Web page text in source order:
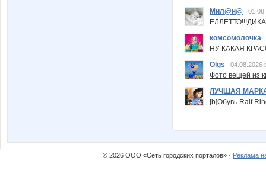
Мил@н@
комсомолочка
НУ КАКАЯ
Olgs
04.08.2026
Фото вещей из
ЛУЧШАЯ
[b]Обувь Ralf
© 2026 ООО «Сеть городских порталов» · Реклама